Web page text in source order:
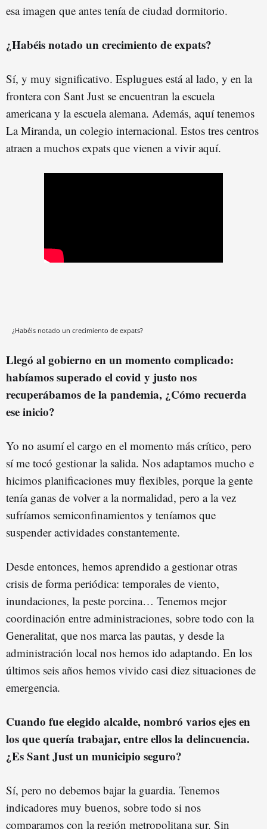
esa imagen que antes tenía de ciudad dormitorio.
¿Habéis notado un crecimiento de expats?
Sí, y muy significativo. Esplugues está al lado, y en la
frontera con Sant Just se encuentran la escuela
americana y la escuela alemana. Además, aquí tenemos
La Miranda, un colegio internacional. Estos tres centros
atraen a muchos expats que vienen a vivir aquí.
¿Habéis notado un crecimiento de expats?
Llegó al gobierno en un momento complicado:
habíamos superado el covid y justo nos
recuperábamos de la pandemia, ¿Cómo recuerda
ese inicio?
Yo no asumí el cargo en el momento más crítico, pero
sí me tocó gestionar la salida. Nos adaptamos mucho e
hicimos planificaciones muy flexibles, porque la gente
tenía ganas de volver a la normalidad, pero a la vez
sufríamos semiconfinamientos y teníamos que
suspender actividades constantemente.
Desde entonces, hemos aprendido a gestionar otras
crisis de forma periódica: temporales de viento,
inundaciones, la peste porcina… Tenemos mejor
coordinación entre administraciones, sobre todo con la
Generalitat, que nos marca las pautas, y desde la
administración local nos hemos ido adaptando. En los
últimos seis años hemos vivido casi diez situaciones de
emergencia.
Cuando fue elegido alcalde, nombró varios ejes en
los que quería trabajar, entre ellos la delincuencia.
¿Es Sant Just un municipio seguro?
Sí, pero no debemos bajar la guardia. Tenemos
indicadores muy buenos, sobre todo si nos
comparamos con la región metropolitana sur. Sin